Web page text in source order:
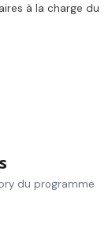
à la charge du
du programme